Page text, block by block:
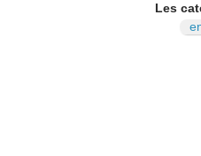
Les